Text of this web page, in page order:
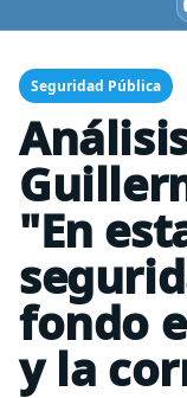
Seguridad Pública
"En
fondo
y la